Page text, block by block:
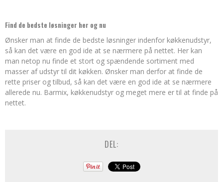
Find de bedste løsninger her og nu
Ønsker man at finde de bedste løsninger indenfor køkkenudstyr,
så kan det være en god ide at se nærmere på nettet. Her kan
man netop nu finde et stort og spændende sortiment med
masser af udstyr til dit køkken. Ønsker man derfor at finde de
rette priser og tilbud, så kan det være en god ide at se nærmere
allerede nu. Barmix, køkkenudstyr og meget mere er til at finde på
nettet.
DEL: